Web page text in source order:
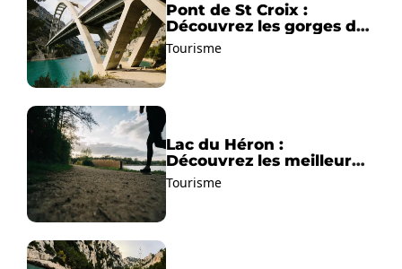
Pont de St Croix :
Découvrez les gorges du
Verdon !
Tourisme
Lac du Héron :
Découvrez les meilleurs
sentiers de randonnée !
Tourisme